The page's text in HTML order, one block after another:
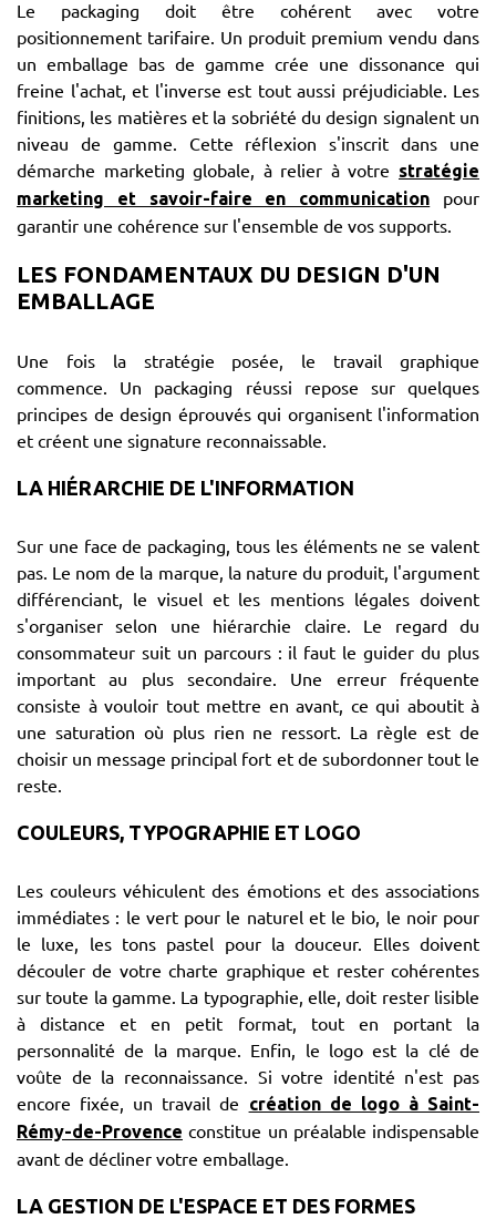
Le packaging doit être cohérent avec votre
positionnement tarifaire. Un produit premium vendu dans
un emballage bas de gamme crée une dissonance qui
freine l'achat, et l'inverse est tout aussi préjudiciable. Les
finitions, les matières et la sobriété du design signalent un
niveau de gamme. Cette réflexion s'inscrit dans une
démarche marketing globale, à relier à votre stratégie
marketing et savoir-faire en communication pour
garantir une cohérence sur l'ensemble de vos supports.
LES FONDAMENTAUX DU DESIGN D'UN
EMBALLAGE
Une fois la stratégie posée, le travail graphique
commence. Un packaging réussi repose sur quelques
principes de design éprouvés qui organisent l'information
et créent une signature reconnaissable.
LA HIÉRARCHIE DE L'INFORMATION
Sur une face de packaging, tous les éléments ne se valent
pas. Le nom de la marque, la nature du produit, l'argument
différenciant, le visuel et les mentions légales doivent
s'organiser selon une hiérarchie claire. Le regard du
consommateur suit un parcours : il faut le guider du plus
important au plus secondaire. Une erreur fréquente
consiste à vouloir tout mettre en avant, ce qui aboutit à
une saturation où plus rien ne ressort. La règle est de
choisir un message principal fort et de subordonner tout le
reste.
COULEURS, TYPOGRAPHIE ET LOGO
Les couleurs véhiculent des émotions et des associations
immédiates : le vert pour le naturel et le bio, le noir pour
le luxe, les tons pastel pour la douceur. Elles doivent
découler de votre charte graphique et rester cohérentes
sur toute la gamme. La typographie, elle, doit rester lisible
à distance et en petit format, tout en portant la
personnalité de la marque. Enfin, le logo est la clé de
voûte de la reconnaissance. Si votre identité n'est pas
encore fixée, un travail de
création de logo à Saint-
Rémy-de-Provence constitue un préalable indispensable
avant de décliner votre emballage.
LA GESTION DE L'ESPACE ET DES FORMES